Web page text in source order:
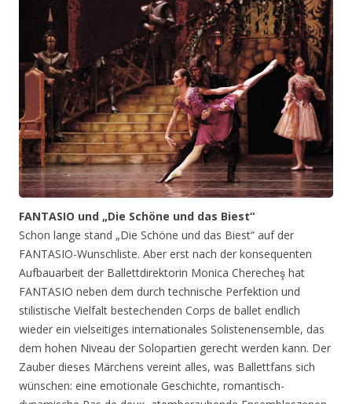
FANTASIO und „Die Schöne und das Biest“
Schon lange stand „Die Schöne und das Biest“ auf der
FANTASIO-Wunschliste. Aber erst nach der konsequenten
Aufbauarbeit der Ballettdirektorin Monica Cherecheş hat
FANTASIO neben dem durch technische Perfektion und
stilistische Vielfalt bestechenden Corps de ballet endlich
wieder ein vielseitiges internationales Solistenensemble, das
dem hohen Niveau der Solopartien gerecht werden kann. Der
Zauber dieses Märchens vereint alles, was Ballettfans sich
wünschen: eine emotionale Geschichte, romantisch-